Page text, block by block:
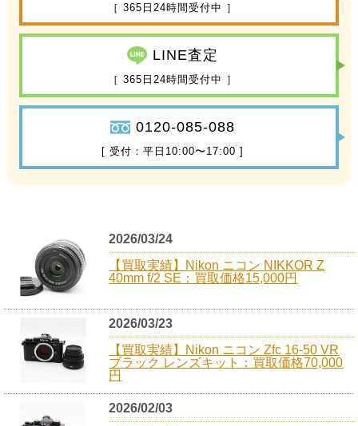
［ 365日24時間受付中 ］
LINE査定
［ 365日24時間受付中 ］
0120-085-088
[ 受付：平日10:00〜17:00 ]
2026/03/24
【買取実績】Nikon ニコン NIKKOR Z
40mm f/2 SE：買取価格15,000円
2026/03/23
【買取実績】Nikon ニコン Zfc 16-50 VR
ブラック レンズキット：買取価格70,000
円
2026/02/03